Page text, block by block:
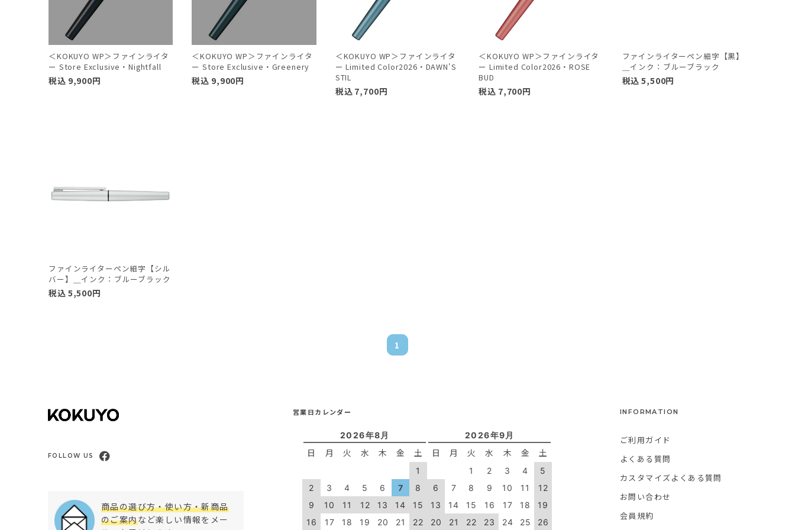
＜KOKUYO WP＞ファインライタ
ー Store Exclusive・Nightfall
税込 9,900円
＜KOKUYO WP＞ファインライタ
ー Store Exclusive・Greenery
税込 9,900円
＜KOKUYO WP＞ファインライタ
ー Limited Color2026・DAWN'S
STIL
税込 7,700円
＜KOKUYO WP＞ファインライタ
ー Limited Color2026・ROSE
BUD
税込 7,700円
ファインライターペン細字【黒】
＿インク：ブルーブラック
税込 5,500円
ファインライターペン細字【シル
バー】＿インク：ブルーブラック
税込 5,500円
1
FOLLOW US
商品の選び方・使い方・新商品
のご案内など楽しい情報をメー
営業日カレンダー
2026年8月
日 月 火 水 木 金 土
1
2
3 4 5 6 7
8
9
10 11 12 13 14
15
16
17 18 19 20 21 22
2026年9月
日 月 火 水 木 金 土
1 2 3 4
5
6
7 8 9 10 11
12
13
14 15 16 17 18
19
20
21 22 23 24 25 26
INFORMATION
ご利用ガイド
よくある質問
カスタマイズよくある質問
お問い合わせ
会員規約